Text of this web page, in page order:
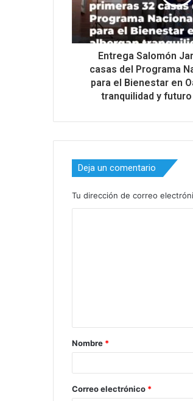
Entrega Salomón
casas del Programa
para el Bienestar en
tranquilidad y
Deja un comentario
Tu dirección de correo
a
r
Nombre *
Correo electrónico *